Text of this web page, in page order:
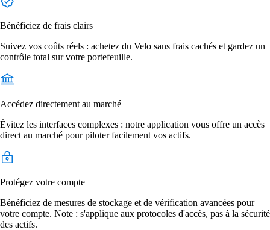
Bénéficiez de frais clairs
Suivez vos coûts réels : achetez du Velo sans frais cachés et gardez un
contrôle total sur votre portefeuille.
Accédez directement au marché
Évitez les interfaces complexes : notre application vous offre un accès
direct au marché pour piloter facilement vos actifs.
Protégez votre compte
Bénéficiez de mesures de stockage et de vérification avancées pour
votre compte. Note : s'applique aux protocoles d'accès, pas à la sécurité
des actifs.